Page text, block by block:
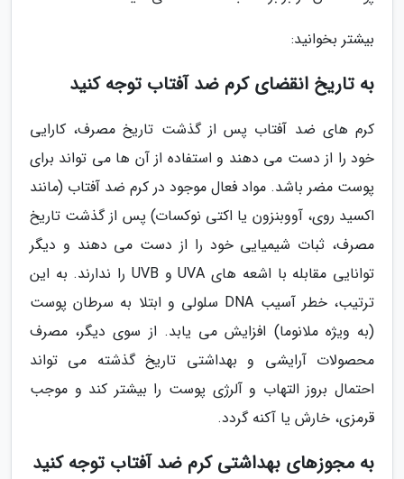
بیشتر بخوانید:
به تاریخ انقضای کرم ضد آفتاب توجه کنید
کرم های ضد آفتاب پس از گذشت تاریخ مصرف، کارایی
خود را از دست می دهند و استفاده از آن ها می تواند برای
پوست مضر باشد. مواد فعال موجود در کرم ضد آفتاب (مانند
اکسید روی، آووبنزون یا اکتی نوکسات) پس از گذشت تاریخ
مصرف، ثبات شیمیایی خود را از دست می دهند و دیگر
توانایی مقابله با اشعه های UVA و UVB را ندارند. به این
ترتیب، خطر آسیب DNA سلولی و ابتلا به سرطان پوست
(به ویژه ملانوما) افزایش می یابد. از سوی دیگر، مصرف
محصولات آرایشی و بهداشتی تاریخ گذشته می تواند
احتمال بروز التهاب و آلرژی پوست را بیشتر کند و موجب
قرمزی، خارش یا آکنه گردد.
به مجوزهای بهداشتی کرم ضد آفتاب توجه کنید